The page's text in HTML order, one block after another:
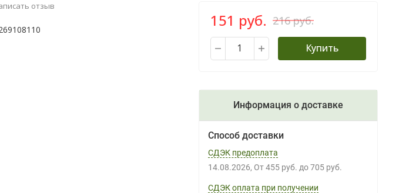
отзыв
151 руб. 216 руб.
Купить
Информация о доставке
Способ доставки
СДЭК предоплата
14.08.2026 От 455 руб. до 705 руб.
СДЭК оплата при получении